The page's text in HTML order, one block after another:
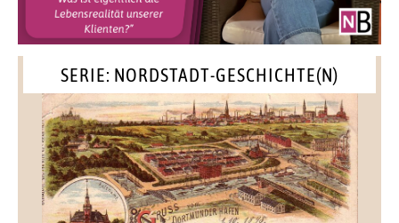
SERIE: NORDSTADT-GESCHICHTE(N)